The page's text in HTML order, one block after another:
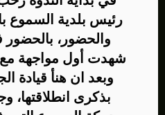
رئيس بلدية السموع
والحضور،
وبعد ان هنأ قيادة
بذكرى انطلاقتها،